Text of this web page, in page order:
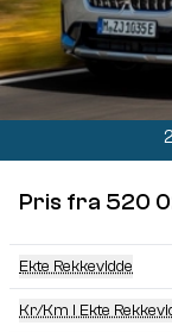
Pris fra 520
Ekte Rekkevidde
Kr/km I Ekte